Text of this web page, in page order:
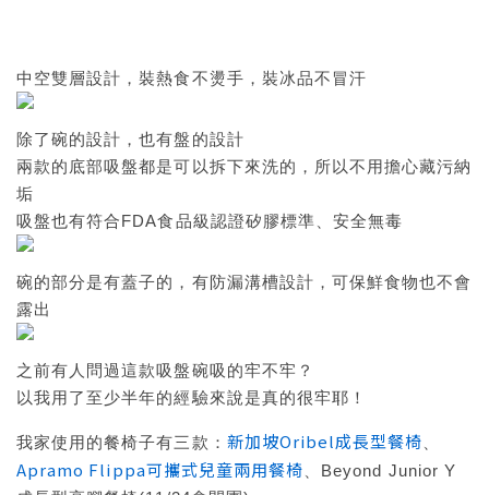
中空雙層設計，裝熱食不燙手，裝冰品不冒汗
除了碗的設計，也有盤的設計
兩款的底部吸盤都是可以拆下來洗的，所以不用擔心藏污納
垢
吸盤也有符合FDA食品級認證矽膠標準、安全無毒
碗的部分是有蓋子的，有防漏溝槽設計，可保鮮食物也不會
露出
之前有人問過這款吸盤碗吸的牢不牢？
以我用了至少半年的經驗來說是真的很牢耶！
我家使用的餐椅子有三款： 新加坡Oribel成長型餐椅
Apramo Flippa可攜式兒童兩用餐椅 、Beyond Junior Y